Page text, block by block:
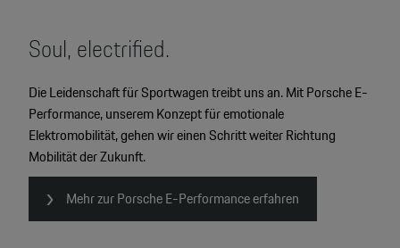
Soul, electrified.
Die Leidenschaft für Sportwagen treibt uns an. Mit Porsche E-
Performance, unserem Konzept für emotionale
Elektromobilität, gehen wir einen Schritt weiter Richtung
Mobilität der Zukunft.
Mehr zur Porsche E-Performance erfahren